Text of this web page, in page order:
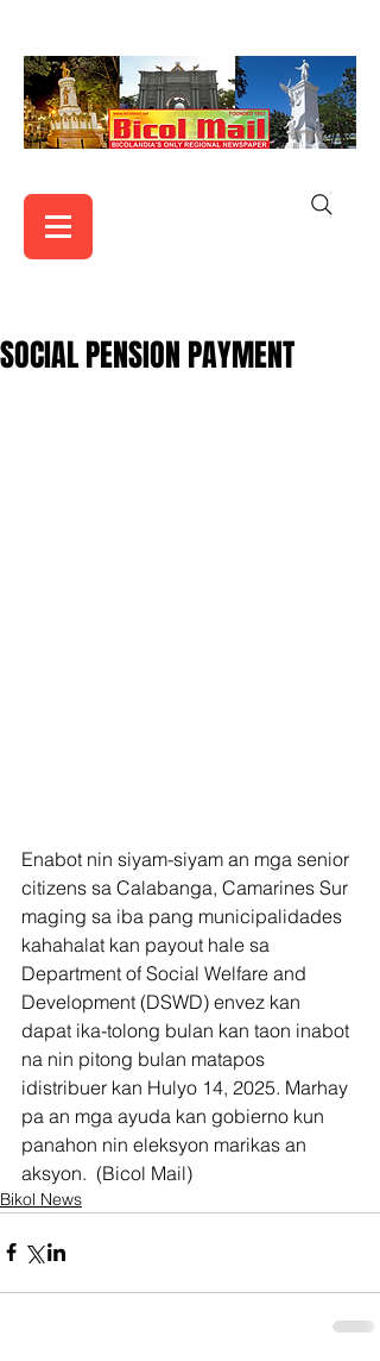
SOCIAL PENSION PAYMENT
Enabot nin siyam-siyam an mga senior
citizens sa Calabanga, Camarines Sur
maging sa iba pang municipalidades
kahahalat kan payout hale sa
Department of Social Welfare and
Development (DSWD) envez kan
dapat ika-tolong bulan kan taon inabot
na nin pitong bulan matapos
idistribuer kan Hulyo 14, 2025. Marhay
pa an mga ayuda kan gobierno kun
panahon nin eleksyon marikas an
aksyon.  (Bicol Mail)
Bikol News